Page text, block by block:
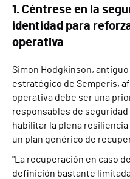
1. Céntrese en la
identidad para
operativa
Simon Hodgkinson, antiguo
estratégico de Semperis,
operativa debe ser una
responsables de
habilitar la plena
un plan genérico de
"La recuperación en caso
definición bastante